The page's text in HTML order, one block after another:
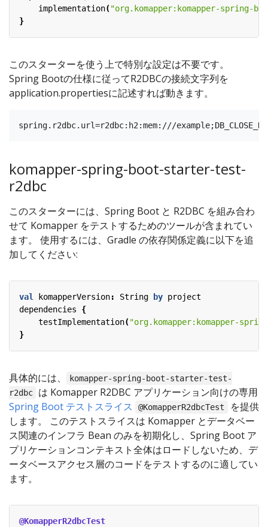
implementation("org.komapper:komapper-spring-
}
このスターターを使う上で特別な設定は不要です。
Spring Bootの仕様に従ってR2DBCの接続文字列を
application.propertiesに記述すれば動きます。
komapper-spring-boot-starter-test-
r2dbc
このスターターには、Spring Boot と R2DBC を組み合わ
せて Komapper をテストするためのツールが含まれてい
ます。 使用するには、Gradle の依存関係定義に以下を追
加してください:
val komapperVersion: String by project
dependencies
{
testImplementation("org.komapper:komapper-
}
具体的には、
komapper-spring-boot-starter-test-
r2dbc
は Komapper R2DBC アプリケーション向けの専用
Spring Boot テストスライス
@KomapperR2dbcTest
を提供
します。 このテストスライスは Komapper とデータベー
ス関連のインフラ Bean のみを初期化し、Spring Boot ア
プリケーションコンテキスト全体はロードしないため、デ
ータベースアクセス層のコードをテストするのに適してい
ます。
@KomapperR2dbcTest